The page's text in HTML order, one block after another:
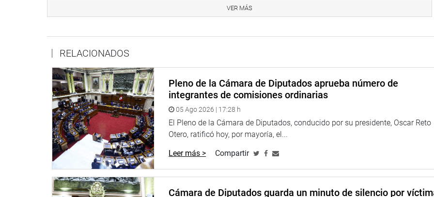
VER MÁS
RELACIONADOS
Pleno de la Cámara de Diputados aprueba número de
integrantes de comisiones ordinarias
05 Ago 2026 | 17:28 h
El Pleno de la Cámara de Diputados, conducido por su presidente, Oscar Reto
Otero, ratificó hoy, por mayoría, el...
Leer más > Compartir
Cámara de Diputados guarda un minuto de silencio por